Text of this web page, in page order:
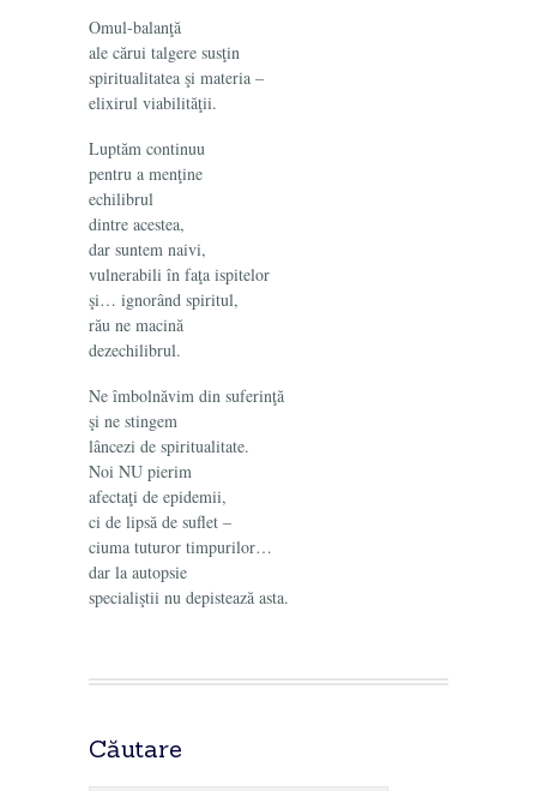
Omul-balanţă
ale cărui talgere susţin
spiritualitatea şi materia –
elixirul viabilităţii.
Luptăm continuu
pentru a menţine
echilibrul
dintre acestea,
dar suntem naivi,
vulnerabili în faţa ispitelor
şi… ignorând spiritul,
rău ne macină
dezechilibrul.
Ne îmbolnăvim din suferinţă
şi ne stingem
lâncezi de spiritualitate.
Noi NU pierim
afectaţi de epidemii,
ci de lipsă de suflet –
ciuma tuturor timpurilor…
dar la autopsie
specialiştii nu depistează asta.
Căutare